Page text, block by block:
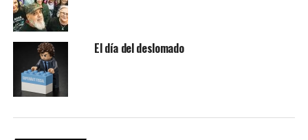
El día del deslomado